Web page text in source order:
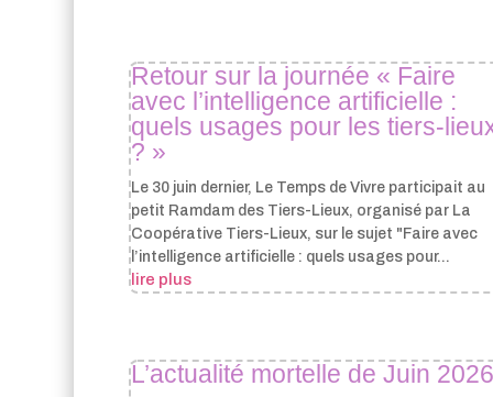
Retour sur la journée « Faire
avec l’intelligence artificielle :
quels usages pour les tiers-
? »
Le 30 juin dernier, Le Temps de Vivre participait au
petit Ramdam des Tiers-Lieux, organisé par La
Coopérative Tiers-Lieux, sur le sujet "Faire avec
l’intelligence artificielle : quels usages pour...
lire plus
L’actualité mortelle de Juin